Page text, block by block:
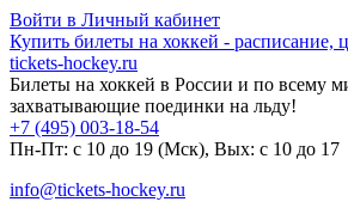
Войти в Личный кабинет
Купить билеты на хоккей - расписание,
tickets-hockey.ru
Билеты на хоккей в России и по всему
захватывающие поединки на льду!
+7 (495) 003-18-54
Пн-Пт: c 10 до 19 (Мск), Вых: с 10 до 17
info@tickets-hockey.ru